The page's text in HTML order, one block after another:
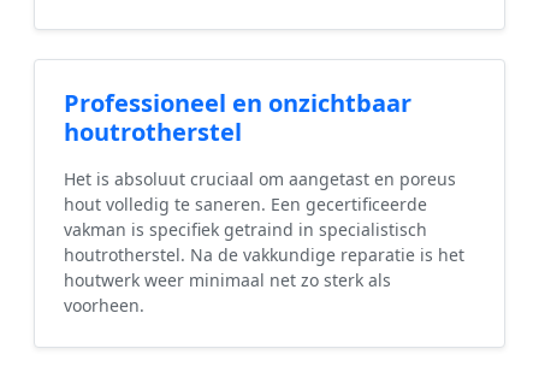
Professioneel en onzichtbaar
houtrotherstel
Het is absoluut cruciaal om aangetast en poreus
hout volledig te saneren. Een gecertificeerde
vakman is specifiek getraind in specialistisch
houtrotherstel. Na de vakkundige reparatie is het
houtwerk weer minimaal net zo sterk als
voorheen.